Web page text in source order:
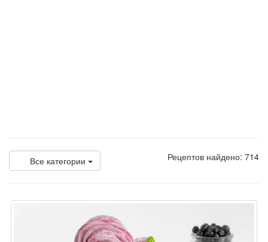
Все категории Рецептов найдено: 714